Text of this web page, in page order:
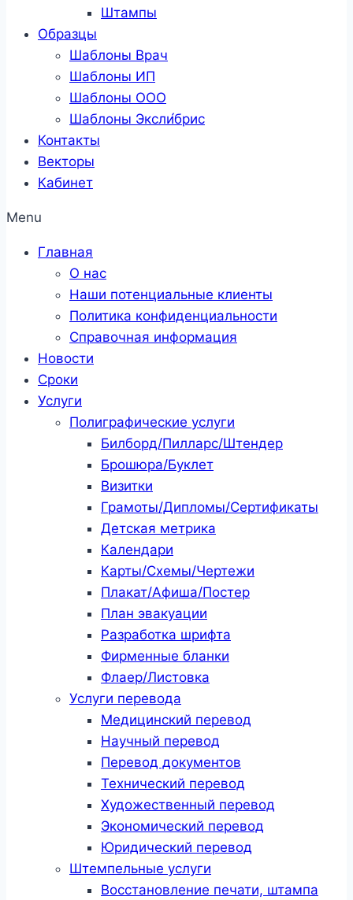
Штампы
Образцы
Шаблоны Врач
Шаблоны ИП
Шаблоны ООО
Шаблоны Эксли́брис
Контакты
Векторы
Кабинет
Menu
Главная
О нас
Наши потенциальные клиенты
Политика конфиденциальности
Справочная информация
Новости
Сроки
Услуги
Полиграфические услуги
Билборд/Пилларс/Штендер
Брошюра/Буклет
Визитки
Грамоты/Дипломы/Сертификаты
Детская метрика
Календари
Карты/Схемы/Чертежи
Плакат/Афиша/Постер
План эвакуации
Разработка шрифта
Фирменные бланки
Флаер/Листовка
Услуги перевода
Медицинский перевод
Научный перевод
Перевод документов
Технический перевод
Художественный перевод
Экономический перевод
Юридический перевод
Штемпельные услуги
Восстановление печати, штампа